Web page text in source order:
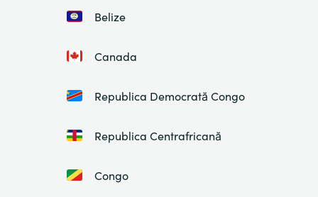
Belize
Canada
Republica Democrată Congo
Republica Centrafricană
Congo